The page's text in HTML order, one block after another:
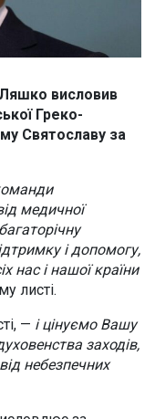
Ляшко висловив
Греко-
Святославу за
медичної
і допомогу,
нас і нашої країни
листі.
— і цінуємо Вашу
заходів,
небезпечних